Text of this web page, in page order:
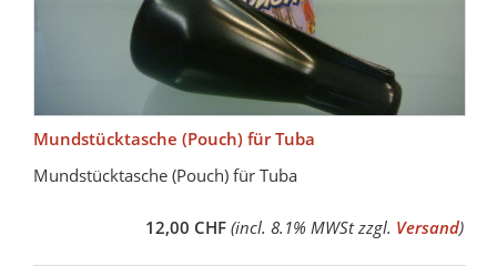
Mundstücktasche (Pouch) für Tuba
Mundstücktasche (Pouch) für Tuba
12,00 CHF (incl. 8.1% MWSt zzgl. Versand)